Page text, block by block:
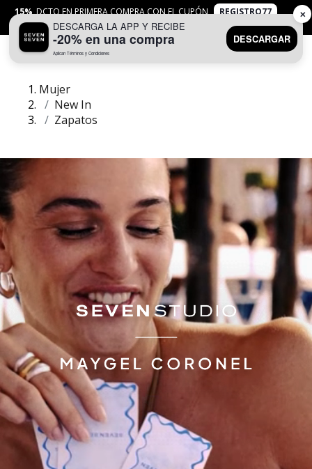
15% DCTO EN PRIMERA COMPRA CON EL CUPÓN
REGISTRO77
APLICANTYC
Mujer
New In
Zapatos
DESCARGA LA APP Y RECIBE
-20% en una compra
Aplican Términos y Condiciones
DESCARGAR
✕